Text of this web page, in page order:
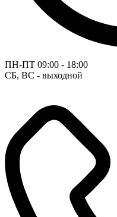
ПН-ПТ 09:00 - 18:00
СБ, ВС - выходной